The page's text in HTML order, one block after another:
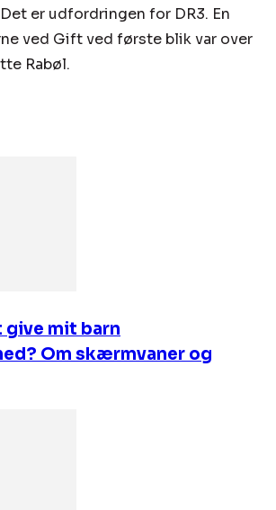
er udfordringen for DR3. En
ved Gift ved første blik var over
Rabøl.
give mit barn
Om skærmvaner og